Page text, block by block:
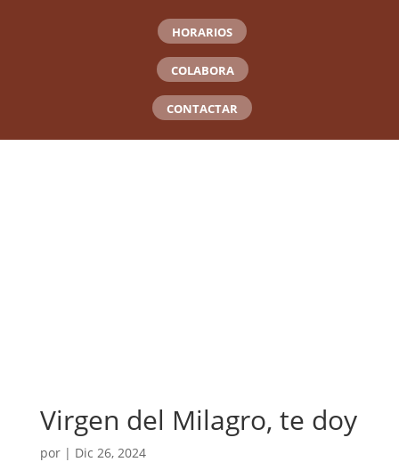
HORARIOS
COLABORA
CONTACTAR
Virgen del Milagro, te doy
por | Dic 26, 2024